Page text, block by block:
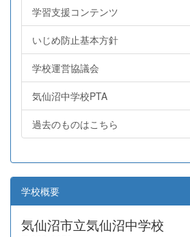
学習支援コンテンツ
いじめ防止基本方針
学校運営協議会
気仙沼中学校PTA
過去のものはこちら
学校概要
気仙沼市立気仙沼中学校